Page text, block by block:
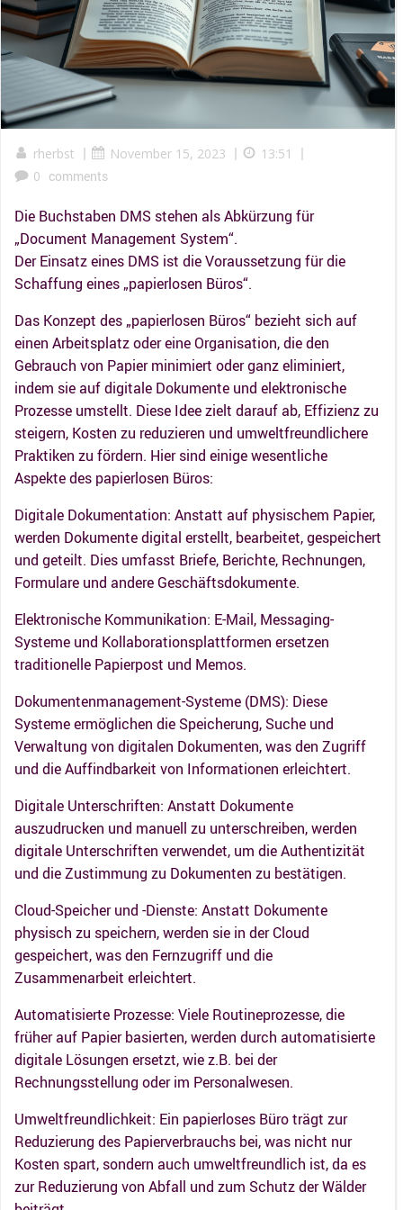
rherbst | November 15, 2023 | 13:51 |
0 comments
Die Buchstaben DMS stehen als Abkürzung für
„Document Management System“.
Der Einsatz eines DMS ist die Voraussetzung für die
Schaffung eines „papierlosen Büros“.
Das Konzept des „papierlosen Büros“ bezieht sich auf
einen Arbeitsplatz oder eine Organisation, die den
Gebrauch von Papier minimiert oder ganz eliminiert,
indem sie auf digitale Dokumente und elektronische
Prozesse umstellt. Diese Idee zielt darauf ab, Effizienz zu
steigern, Kosten zu reduzieren und umweltfreundlichere
Praktiken zu fördern. Hier sind einige wesentliche
Aspekte des papierlosen Büros:
Digitale Dokumentation: Anstatt auf physischem Papier,
werden Dokumente digital erstellt, bearbeitet, gespeichert
und geteilt. Dies umfasst Briefe, Berichte, Rechnungen,
Formulare und andere Geschäftsdokumente.
Elektronische Kommunikation: E-Mail, Messaging-
Systeme und Kollaborationsplattformen ersetzen
traditionelle Papierpost und Memos.
Dokumentenmanagement-Systeme (DMS): Diese
Systeme ermöglichen die Speicherung, Suche und
Verwaltung von digitalen Dokumenten, was den Zugriff
und die Auffindbarkeit von Informationen erleichtert.
Digitale Unterschriften: Anstatt Dokumente
auszudrucken und manuell zu unterschreiben, werden
digitale Unterschriften verwendet, um die Authentizität
und die Zustimmung zu Dokumenten zu bestätigen.
Cloud-Speicher und -Dienste: Anstatt Dokumente
physisch zu speichern, werden sie in der Cloud
gespeichert, was den Fernzugriff und die
Zusammenarbeit erleichtert.
Automatisierte Prozesse: Viele Routineprozesse, die
früher auf Papier basierten, werden durch automatisierte
digitale Lösungen ersetzt, wie z.B. bei der
Rechnungsstellung oder im Personalwesen.
Umweltfreundlichkeit: Ein papierloses Büro trägt zur
Reduzierung des Papierverbrauchs bei, was nicht nur
Kosten spart, sondern auch umweltfreundlich ist, da es
zur Reduzierung von Abfall und zum Schutz der Wälder